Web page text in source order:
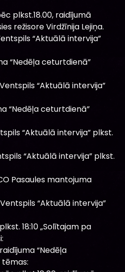
plkst.18.00, raidījumā
režisore Virdžīnija Lejiņa.
“Aktuālā intervija”
“Nedēļa ceturtdienā”
“Aktuālā intervija”
“Nedēļa ceturtdienā”
“Aktuālā intervija” plkst.
“Aktuālā intervija” plkst.
Pasaules mantojuma
“Aktuālā intervija”
18:10 „Solītajam pa
“Nedēļa